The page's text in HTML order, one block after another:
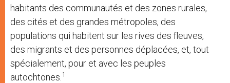
habitants des communautés et des zones rurales,
des cités et des grandes métropoles, des
populations qui habitent sur les rives des fleuves,
des migrants et des personnes déplacées, et, tout
spécialement, pour et avec les peuples
autochtones. 1